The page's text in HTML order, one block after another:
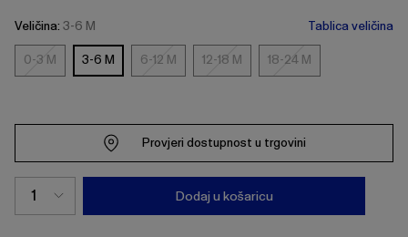
Veličina: 3-6 M Tablica veličina
0-3 M
0-
M
3-6 M 6-12 M
6-
M
12-18 M
12-
M
18-24 M
18-
M
Provjeri dostupnost u trgovini
Dodaj u košaricu